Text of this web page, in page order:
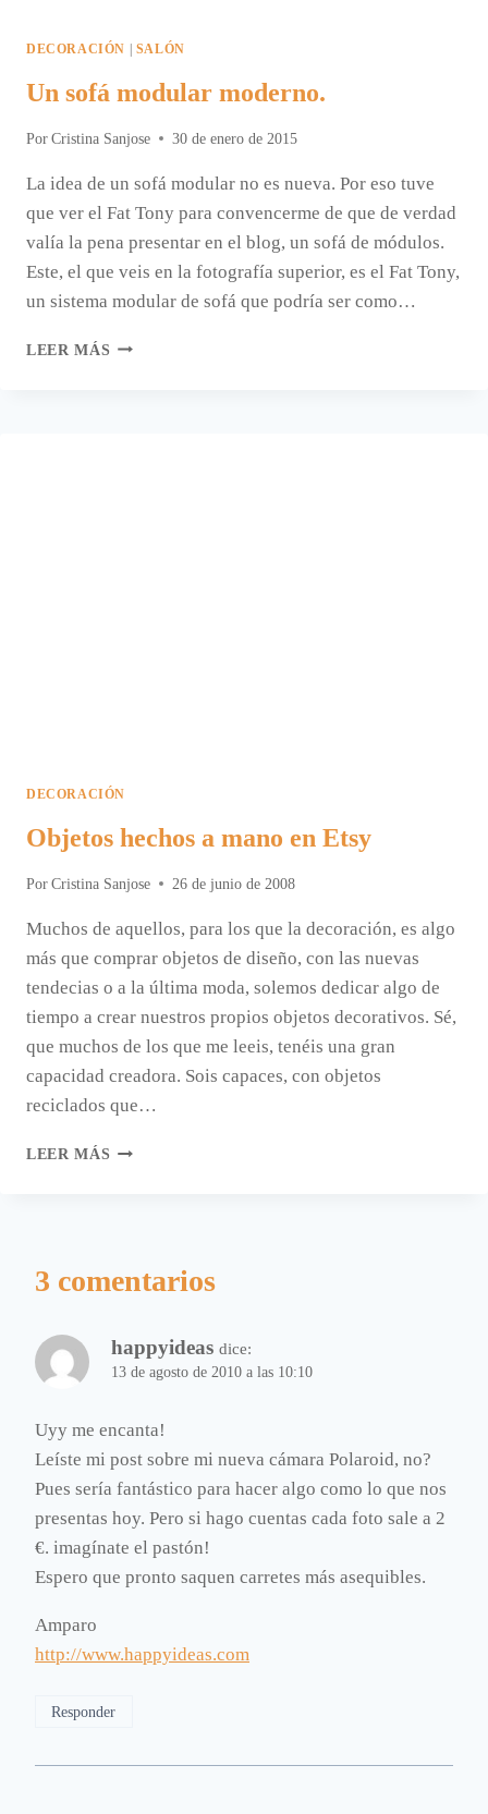
DECORACIÓN SALÓN
Un sofá modular moderno.
Por Cristina Sanjose 30 de enero de 2015
La idea de un sofá modular no es nueva. Por eso tuve
que ver el Fat Tony para convencerme de que de verdad
valía la pena presentar en el blog, un sofá de módulos.
Este, el que veis en la fotografía superior, es el Fat Tony,
un sistema modular de sofá que podría ser como…
LEER MÁS UN
DECORACIÓN
Objetos hechos a mano en Etsy
Por Cristina Sanjose 26 de junio de 2008
Muchos de aquellos, para los que la decoración, es algo
más que comprar objetos de diseño, con las nuevas
tendecias o a la última moda, solemos dedicar algo de
tiempo a crear nuestros propios objetos decorativos. Sé,
que muchos de los que me leeis, tenéis una gran
capacidad creadora. Sois capaces, con objetos
reciclados que…
LEER MÁS OBJETOS
3 comentarios
happyideas dice:
13 de agosto de 2010 a las 10:10
Uyy me encanta!
Leíste mi post sobre mi nueva cámara Polaroid, no?
Pues sería fantástico para hacer algo como lo que nos
presentas hoy. Pero si hago cuentas cada foto sale a 2
€. imagínate el pastón!
Espero que pronto saquen carretes más asequibles.
Amparo
http://www.happyideas.com
Responder